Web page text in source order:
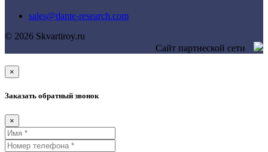
sales@dante-research.com
© 2026 Skvartiroy.ru
Сайт партнеской сети
×
Заказать обратный звонок
×